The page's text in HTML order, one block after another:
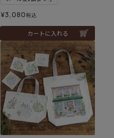
¥3,080税込
カートに入れる